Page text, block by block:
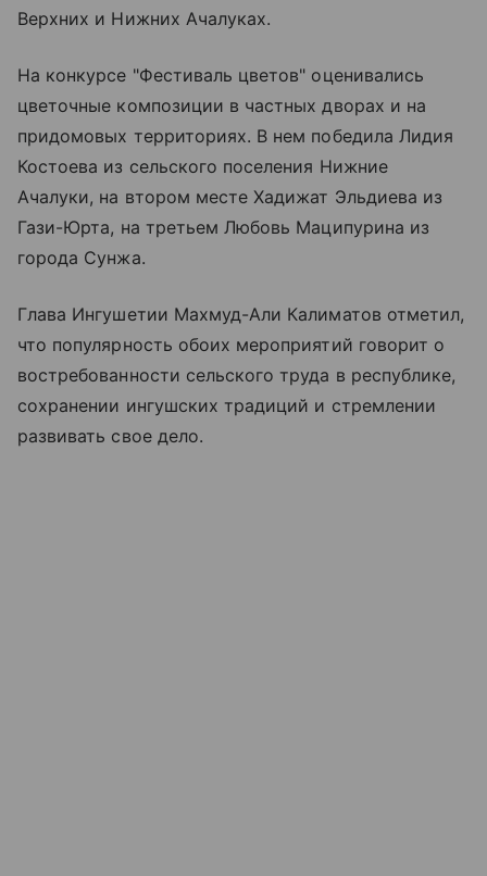
Верхних и Нижних Ачалуках.
На конкурсе "Фестиваль цветов" оценивались
цветочные композиции в частных дворах и на
придомовых территориях. В нем победила Лидия
Костоева из сельского поселения Нижние
Ачалуки, на втором месте Хадижат Эльдиева из
Гази-Юрта, на третьем Любовь Маципурина из
города Сунжа.
Глава Ингушетии Махмуд-Али Калиматов отметил,
что популярность обоих мероприятий говорит о
востребованности сельского труда в республике,
сохранении ингушских традиций и стремлении
развивать свое дело.